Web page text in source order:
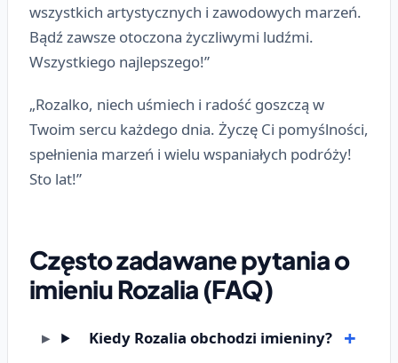
wszystkich artystycznych i zawodowych marzeń.
Bądź zawsze otoczona życzliwymi ludźmi.
Wszystkiego najlepszego!”
„Rozalko, niech uśmiech i radość goszczą w
Twoim sercu każdego dnia. Życzę Ci pomyślności,
spełnienia marzeń i wielu wspaniałych podróży!
Sto lat!”
Często zadawane pytania o
imieniu Rozalia (FAQ)
Kiedy Rozalia obchodzi imieniny?